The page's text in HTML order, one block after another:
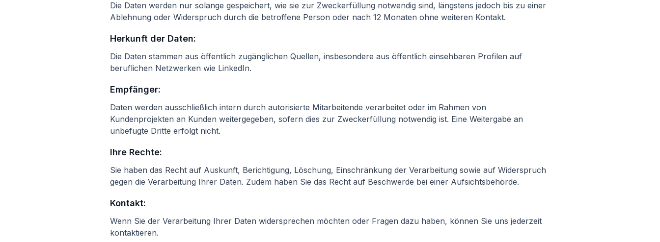
Die Daten werden nur solange gespeichert, wie sie zur Zweckerfüllung notwendig sind, längstens jedoch bis zu einer
Ablehnung oder Widerspruch durch die betroffene Person oder nach 12 Monaten ohne weiteren Kontakt.
Herkunft der Daten:
Die Daten stammen aus öffentlich zugänglichen Quellen, insbesondere aus öffentlich einsehbaren Profilen auf
beruflichen Netzwerken wie LinkedIn.
Empfänger:
Daten werden ausschließlich intern durch autorisierte Mitarbeitende verarbeitet oder im Rahmen von
Kundenprojekten an Kunden weitergegeben, sofern dies zur Zweckerfüllung notwendig ist. Eine Weitergabe an
unbefugte Dritte erfolgt nicht.
Ihre Rechte:
Sie haben das Recht auf Auskunft, Berichtigung, Löschung, Einschränkung der Verarbeitung sowie auf Widerspruch
gegen die Verarbeitung Ihrer Daten. Zudem haben Sie das Recht auf Beschwerde bei einer Aufsichtsbehörde.
Kontakt:
Wenn Sie der Verarbeitung Ihrer Daten widersprechen möchten oder Fragen dazu haben, können Sie uns jederzeit
kontaktieren.